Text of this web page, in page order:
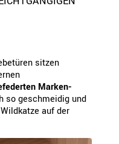
sitzen
Marken-
so geschmeidig und
auf der